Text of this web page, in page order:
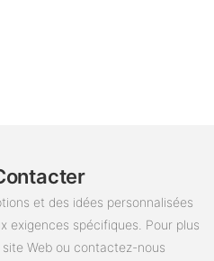
et des idées personnalisées
exigences spécifiques. Pour plus
Web ou contactez-nous